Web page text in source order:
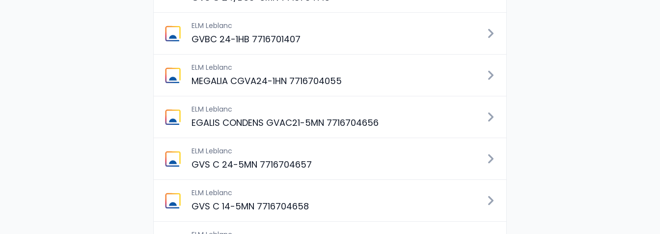
ELM Leblanc
GVBC 24-1HB 7716701407
ELM Leblanc
MEGALIA CGVA24-1HN 7716704055
ELM Leblanc
EGALIS CONDENS GVAC21-5MN 7716704656
ELM Leblanc
GVS C 24-5MN 7716704657
ELM Leblanc
GVS C 14-5MN 7716704658